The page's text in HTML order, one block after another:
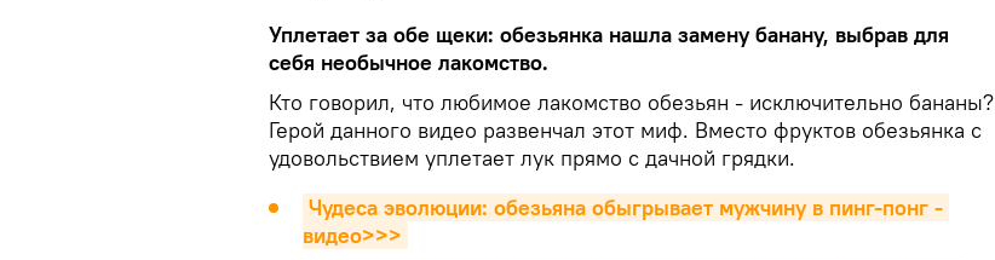
Уплетает за обе щеки: обезьянка нашла замену банану, выбрав для
себя необычное лакомство.
Кто говорил, что любимое лакомство обезьян - исключительно бананы?
Герой данного видео развенчал этот миф. Вместо фруктов обезьянка с
удовольствием уплетает лук прямо с дачной грядки.
Чудеса эволюции: обезьяна обыгрывает мужчину в пинг-понг -
видео>>>